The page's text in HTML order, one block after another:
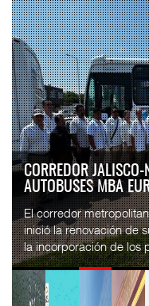
CORREDOR
AUTOBUSES MBA
El corredor
inició la renovación de
la incorporación de los